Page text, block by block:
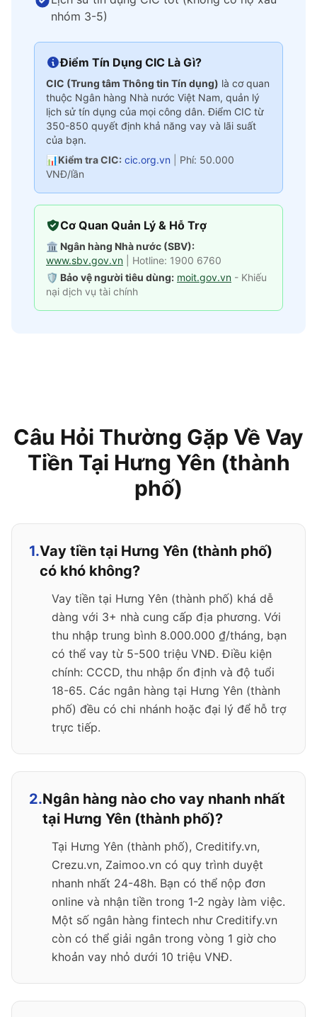
nhóm 3-5)
Điểm Tín Dụng CIC Là Gì?
CIC (Trung tâm Thông tin Tín dụng) là cơ quan
thuộc Ngân hàng Nhà nước Việt Nam, quản lý
lịch sử tín dụng của mọi công dân. Điểm CIC từ
350-850 quyết định khả năng vay và lãi suất
của bạn.
📊Kiểm tra CIC: cic.org.vn
Phí: 50.000
VNĐ/lần
Cơ Quan Quản Lý & Hỗ Trợ
🏛️ Ngân hàng Nhà nước (SBV):
www.sbv.gov.vn
| Hotline: 1900 6760
🛡️ Bảo vệ người tiêu dùng: moit.gov.vn - Khiếu
nại dịch vụ tài chính
Câu Hỏi Thường Gặp Về Vay
Tiền Tại Hưng Yên (thành
phố)
1.Vay tiền tại Hưng Yên (thành phố)
có khó không?
Vay tiền tại Hưng Yên (thành phố) khá dễ
dàng với 3+ nhà cung cấp địa phương. Với
thu nhập trung bình 8.000.000 ₫/tháng, bạn
có thể vay từ 5-500 triệu VNĐ. Điều kiện
chính: CCCD, thu nhập ổn định và độ tuổi
18-65. Các ngân hàng tại Hưng Yên (thành
phố) đều có chi nhánh hoặc đại lý để hỗ trợ
trực tiếp.
2.Ngân hàng nào cho vay nhanh nhất
tại Hưng Yên (thành phố)?
Tại Hưng Yên (thành phố), Creditify.vn,
Crezu.vn, Zaimoo.vn có quy trình duyệt
nhanh nhất 24-48h. Bạn có thể nộp đơn
online và nhận tiền trong 1-2 ngày làm việc.
Một số ngân hàng fintech như Creditify.vn
còn có thể giải ngân trong vòng 1 giờ cho
khoản vay nhỏ dưới 10 triệu VNĐ.